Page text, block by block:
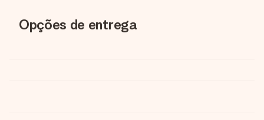
Opções de entrega